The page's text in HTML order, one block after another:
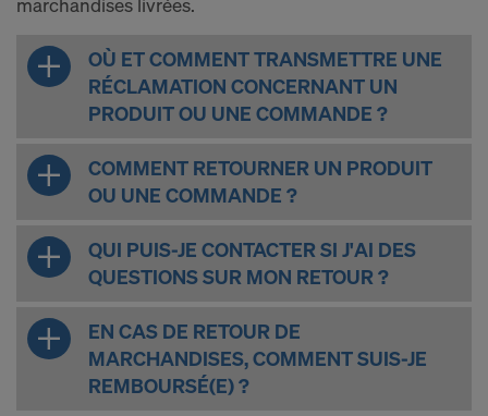
marchandises livrées.
OÙ ET COMMENT TRANSMETTRE UNE
RÉCLAMATION CONCERNANT UN
PRODUIT OU UNE COMMANDE ?
COMMENT RETOURNER UN PRODUIT
OU UNE COMMANDE ?
QUI PUIS-JE CONTACTER SI J'AI DES
QUESTIONS SUR MON RETOUR ?
EN CAS DE RETOUR DE
MARCHANDISES, COMMENT SUIS-JE
REMBOURSÉ(E) ?